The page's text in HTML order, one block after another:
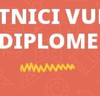
DIPLOME